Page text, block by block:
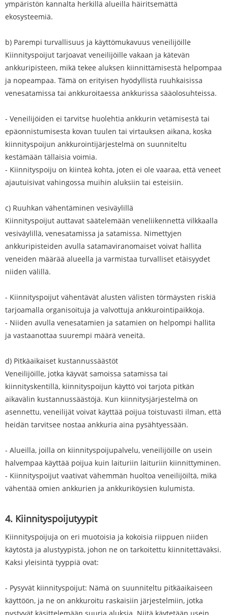
ympäristön kannalta herkillä alueilla häiritsemättä
ekosysteemiä.
b) Parempi turvallisuus ja käyttömukavuus veneilijöille
Kiinnityspoijut tarjoavat veneilijöille vakaan ja kätevän
ankkuripisteen, mikä tekee aluksen kiinnittämisestä helpompaa
ja nopeampaa. Tämä on erityisen hyödyllistä ruuhkaisissa
venesatamissa tai ankkuroitaessa ankkurissa sääolosuhteissa.
- Veneilijöiden ei tarvitse huolehtia ankkurin vetämisestä tai
epäonnistumisesta kovan tuulen tai virtauksen aikana, koska
kiinnityspoijun ankkurointijärjestelmä on suunniteltu
kestämään tällaisia ​​voimia.
- Kiinnityspoiju on kiinteä kohta, joten ei ole vaaraa, että veneet
ajautuisivat vahingossa muihin aluksiin tai esteisiin.
c) Ruuhkan vähentäminen vesiväylillä
Kiinnityspoijut auttavat säätelemään veneliikennettä vilkkaalla
vesiväylillä, venesatamissa ja satamissa. Nimettyjen
ankkuripisteiden avulla satamaviranomaiset voivat hallita
veneiden määrää alueella ja varmistaa turvalliset etäisyydet
niiden välillä.
- Kiinnityspoijut vähentävät alusten välisten törmäysten riskiä
tarjoamalla organisoituja ja valvottuja ankkurointipaikkoja.
- Niiden avulla venesatamien ja satamien on helpompi hallita
ja vastaanottaa suurempi määrä veneitä.
d) Pitkäaikaiset kustannussäästöt
Veneilijöille, jotka käyvät samoissa satamissa tai
kiinnityskentillä, kiinnityspoijun käyttö voi tarjota pitkän
aikavälin kustannussäästöjä. Kun kiinnitysjärjestelmä on
asennettu, veneilijät voivat käyttää poijua toistuvasti ilman, että
heidän tarvitsee nostaa ankkuria aina pysähtyessään.
- Alueilla, joilla on kiinnityspoijupalvelu, veneilijöille on usein
halvempaa käyttää poijua kuin laituriin laituriin kiinnittyminen.
- Kiinnityspoijut vaativat vähemmän huoltoa veneilijöiltä, ​​mikä
vähentää omien ankkurien ja ankkuriköysien kulumista.
4. Kiinnityspoijutyypit
Kiinnityspoijuja on eri muotoisia ja kokoisia riippuen niiden
käytöstä ja alustyypistä, johon ne on tarkoitettu kiinnitettäväksi.
Kaksi yleisintä tyyppiä ovat:
- Pysyvät kiinnityspoijut: Nämä on suunniteltu pitkäaikaiseen
käyttöön, ja ne on ankkuroitu raskaisiin järjestelmiin, jotka